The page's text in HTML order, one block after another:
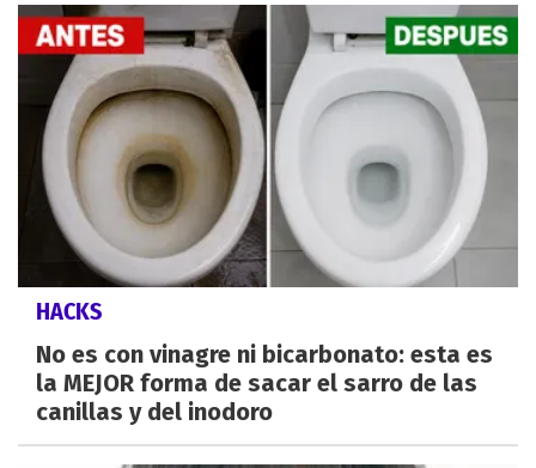
HACKS
No es con vinagre ni bicarbonato: esta es
la MEJOR forma de sacar el sarro de las
canillas y del inodoro